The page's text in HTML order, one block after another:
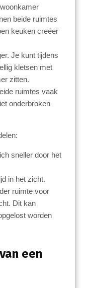
beide ruimtes
keuken creëer
Je kunt tijdens
kletsen met
zitten.
ruimtes vaak
onderbroken
sneller door het
in het zicht.
ruimte voor
Dit kan
worden
een